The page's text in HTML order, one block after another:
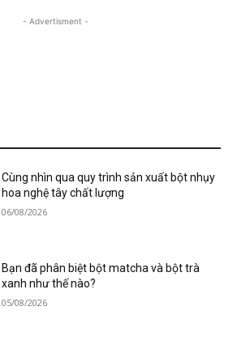
- Advertisment -
Cùng nhìn qua quy trình sản xuất bột nhụy
hoa nghệ tây chất lượng
06/08/2026
Bạn đã phân biệt bột matcha và bột trà
xanh như thế nào?
05/08/2026